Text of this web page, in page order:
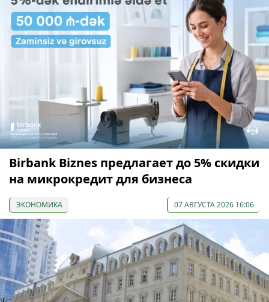
Birbank Biznes предлагает до 5% скидки
на микрокредит для бизнеса
ЭКОНОМИКА 07 АВГУСТА 2026 16:06